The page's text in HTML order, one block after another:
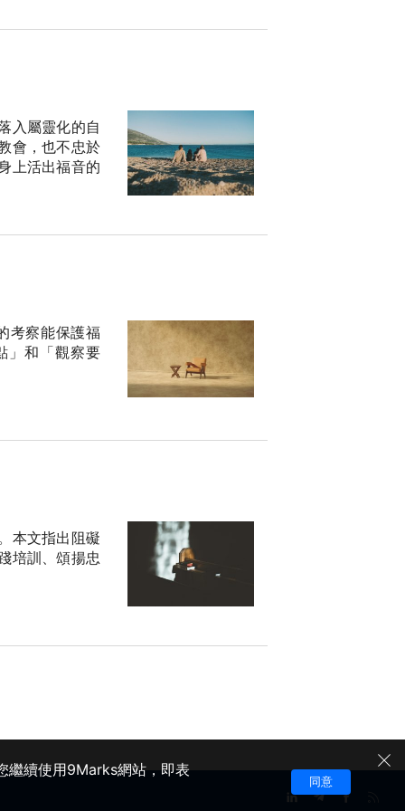
入屬靈化的自
會，也不忠於
上活出福音的
考察能保護福
」和「觀察要
本文指出阻礙
培訓、頌揚忠
繼續使用9Marks網站，即表
同意